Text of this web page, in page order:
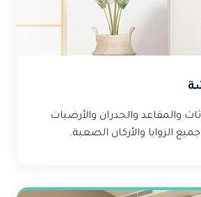
والمقاعد والجدران والأرضيات
الزوايا والأركان الصعبة.